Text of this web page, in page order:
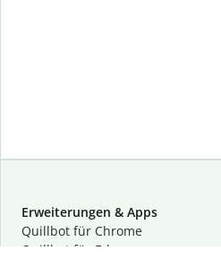
Erweiterungen & Apps
Quillbot für Chrome
Quillbot für Edge